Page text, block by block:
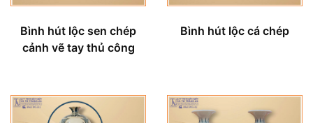
Bình hút lộc sen chép
cảnh vẽ tay thủ công
Bình hút lộc cá chép